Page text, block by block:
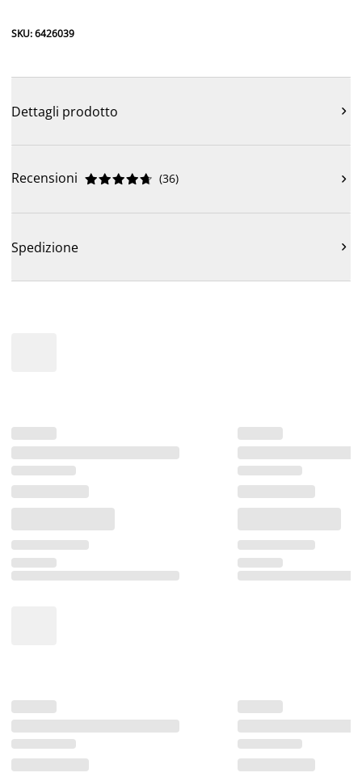
SKU: 6426039
Dettagli prodotto 
Recensioni 




 (36) 
Spedizione 